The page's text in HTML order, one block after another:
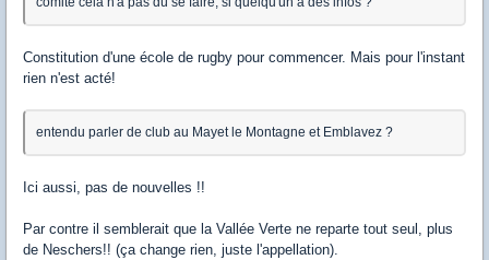
Constitution d'une école de rugby pour commencer. Mais pour l'instant
rien n'est acté!
entendu parler de club au Mayet le Montagne et Emblavez ?
Ici aussi, pas de nouvelles !!
Par contre il semblerait que la Vallée Verte ne reparte tout seul, plus
de Neschers!! (ça change rien, juste l'appellation).